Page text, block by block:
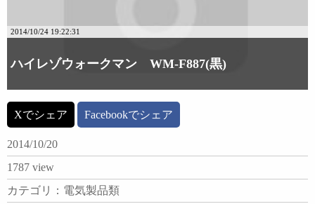
2014/10/24 19:22:31
ハイレゾウォークマン WM-F887(黒)
Xでシェア Facebookでシェア
2014/10/20
1787 view
カテゴリ：電気製品類